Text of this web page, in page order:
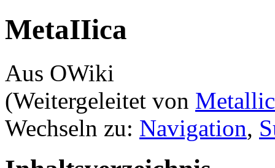
MetaIIica
Aus OWiki
(Weitergeleitet von
Wechseln zu: Navigation,